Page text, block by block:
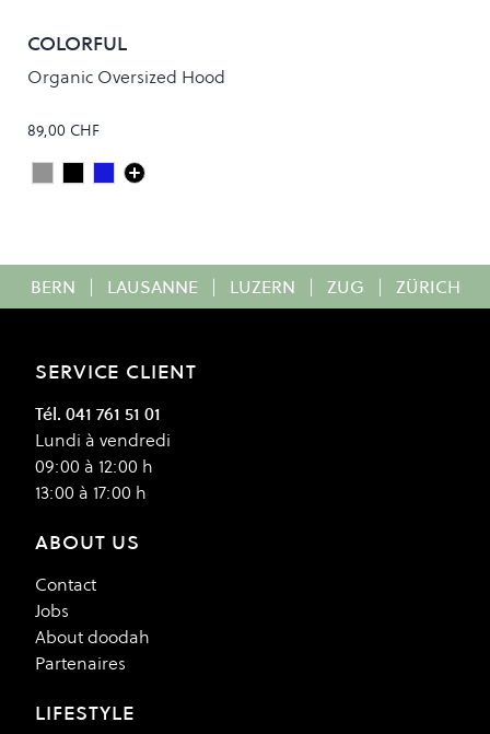
COLORFUL
STANDARD
Organic Oversized Hood
89,00 CHF
Colour
Heather Grey
Deep Black
Navy Blue
BERN | LAUSANNE | LUZERN | ZUG | ZÜRICH
SERVICE CLIENT
Tél. 041 761 51 01
Lundi à vendredi
09:00 à 12:00 h
13:00 à 17:00 h
ABOUT US
Contact
Jobs
About doodah
Partenaires
LIFESTYLE